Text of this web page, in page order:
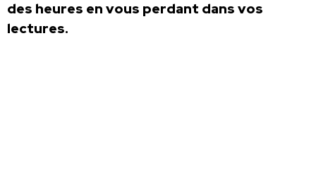
des heures en vous perdant dans vos
lectures.